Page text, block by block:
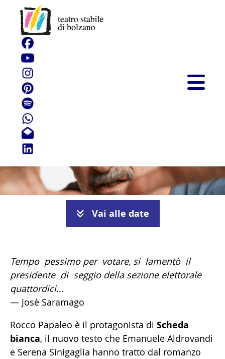
Scheda bianca
Vai alle date
Tempo pessimo per votare, si lamentò il
presidente di seggio della sezione elettorale
quattordici…
— Josè Saramago
Rocco Papaleo è il protagonista di Scheda
bianca, il nuovo testo che Emanuele Aldrovandi
e Serena Sinigaglia hanno tratto dal romanzo